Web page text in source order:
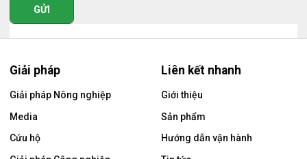
GỬI
Giải pháp
Giải pháp Nông nghiệp
Media
Cứu hộ
Liên kết nhanh
Giới thiệu
Sản phẩm
Hướng dẫn vận hành